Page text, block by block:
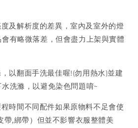
及解析度的差異，室內及室外的燈
有略微落差，但會盡力上架與實體
以翻面手洗最佳喔!(勿用熱水)並建
洗滌，以避免染色問題唷~
時間不同配件如果原物料不足會使
帶,綁帶）但並不影響衣服整體美